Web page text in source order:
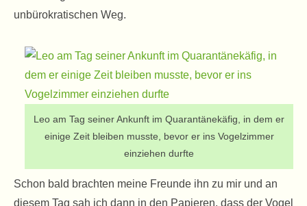
unbürokratischen Weg.
Leo am Tag seiner Ankunft im Quarantänekäfig, in dem er
einige Zeit bleiben musste, bevor er ins Vogelzimmer
einziehen durfte
Schon bald brachten meine Freunde ihn zu mir und an
diesem Tag sah ich dann in den Papieren, dass der Vogel